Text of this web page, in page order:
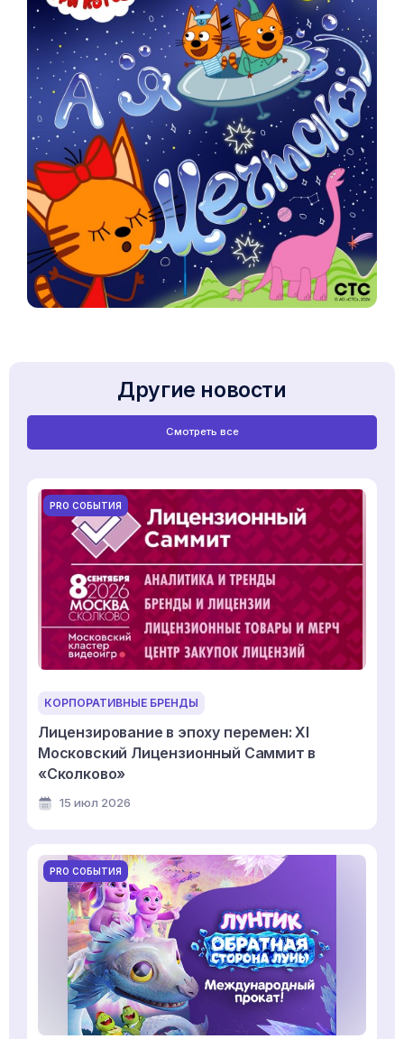
Другие новости
Смотреть все
PRO СОБЫТИЯ
КОРПОРАТИВНЫЕ БРЕНДЫ
Лицензирование в эпоху перемен: XI
Московский Лицензионный Саммит в
«Сколково»
15 июл 2026
PRO СОБЫТИЯ